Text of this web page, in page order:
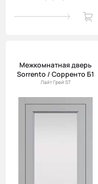
Межкомнатная дверь
Sorrento / Сорренто Б1
Лайт Грей ST